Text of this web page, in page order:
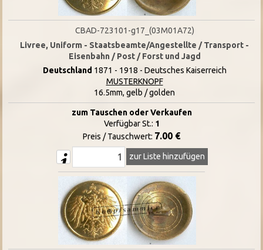
CBAD-723101-g17_(03M01A72)
Livree, Uniform - Staatsbeamte/Angestellte / Transport -
Eisenbahn / Post / Forst und Jagd
Deutschland 1871 - 1918 - Deutsches Kaiserreich
MUSTERKNOPF
16.5mm, gelb / golden
zum Tauschen oder Verkaufen
Verfügbar St.: 1
Preis / Tauschwert: 7.00 €
zur Liste hinzufügen